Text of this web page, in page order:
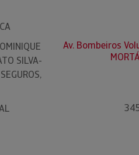
SILVA-
Av. Bombeiros